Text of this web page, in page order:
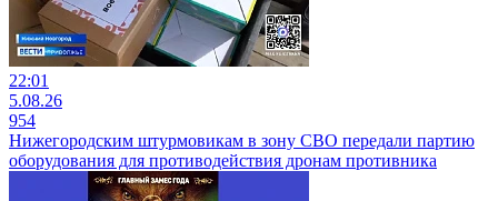
22:01
5.08.26
954
Нижегородским штурмовикам в зону СВО передали партию
оборудования для противодействия дронам противника